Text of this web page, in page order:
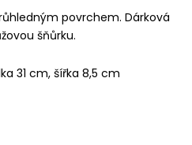
povrchem. Dárková
šňůrku.
31 cm, šířka 8,5 cm